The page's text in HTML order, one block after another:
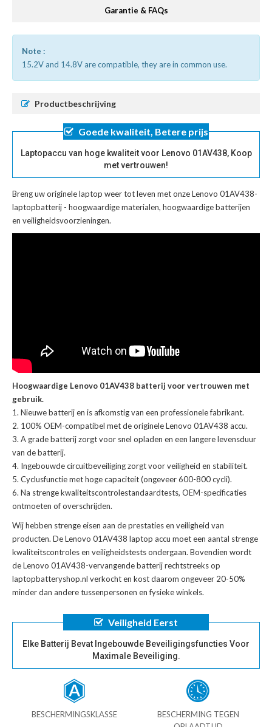
Garantie & FAQs
Note :
15.2V and 14.8V are compatible, they are in common use.
Productbeschrijving
Goede kwaliteit, Betere prijs
Laptopaccu van hoge kwaliteit voor Lenovo 01AV438, Koop
met vertrouwen!
Breng uw originele laptop weer tot leven met onzeLenovo 01AV438-
laptopbatterij - hoogwaardige materialen, hoogwaardige batterijen
en veiligheidsvoorzieningen.
Hoogwaardige Lenovo 01AV438 batterij voor vertrouwen met
gebruik.
Nieuwe batterij en is afkomstig van een professionele fabrikant.
100% OEM-compatibel met deoriginele Lenovo 01AV438 accu.
A grade batterij zorgt voor snel opladen en een langere levensduur
van de batterij.
Ingebouwde circuitbeveiliging zorgt voor veiligheid en stabiliteit.
Cyclusfunctie met hoge capaciteit (ongeveer 600-800 cycli).
Na strenge kwaliteitscontrolestandaardtests, OEM-specificaties
ontmoeten of overschrijden.
Wij hebben strenge eisen aan de prestaties en veiligheid van
producten. DeLenovo 01AV438 laptop accu moet een aantal strenge
kwaliteitscontroles en veiligheidstests ondergaan. Bovendien wordt
deLenovo 01AV438-vervangende batterijrechtstreeks op
laptopbatteryshop.nl verkocht en kost daarom ongeveer 20-50%
minder dan andere tussenpersonen en fysieke winkels.
Veiligheid Eerst
Elke Batterij Bevat Ingebouwde Beveiligingsfuncties Voor
Maximale Beveiliging.
BESCHERMINGSKLASSE
BESCHERMING TEGEN